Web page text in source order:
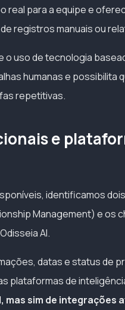
real para a equipe e
registros manuais ou
o uso de tecnologia
humanas e possibilita
repetitivas.
e
identificamos
Management) e os
AI.
datas e status de
plataformas de
mas sim de integrações